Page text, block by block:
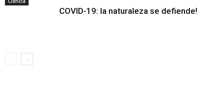
COVID-19: la naturaleza se defiende!